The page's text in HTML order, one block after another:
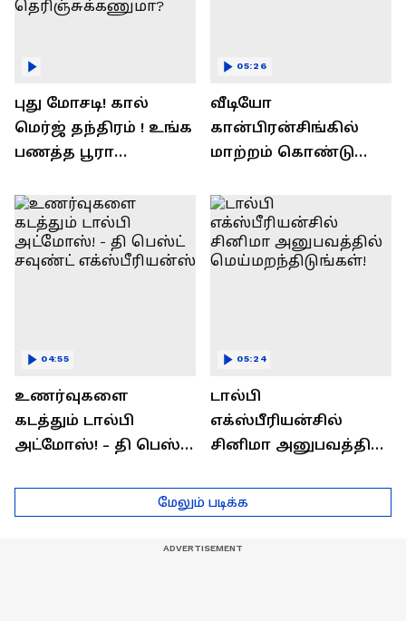
புது மோசடி! கால்
மெர்ஜ் தந்திரம் ! உங்க
பணத்த பூரா
எப்படினு
தெரிஞ்சுக்கணுமா?
வீடியோ
கான்பிரன்சிங்கில்
மாற்றம் கொண்டு
PC"
05:26
உணர்வுகளை
கடத்தும் டால்பி
அட்மோஸ்! - தி பெஸ்ட்
எக்ஸ்பீரியன்ஸ்
04:55
டால்பி
எக்ஸ்பீரியன்சில்
சினிமா அனுபவத்தில்
05:24
மேலும் படிக்க